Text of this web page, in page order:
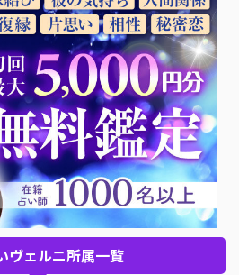
ヴェルニ所属一覧